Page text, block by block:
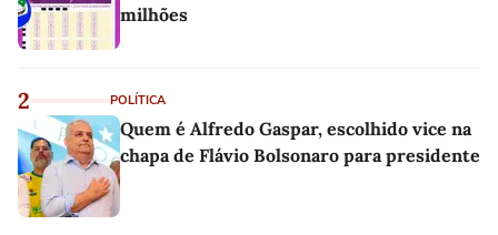
milhões
2 POLÍTICA
Quem é Alfredo Gaspar, escolhido vice na
chapa de Flávio Bolsonaro para presidente